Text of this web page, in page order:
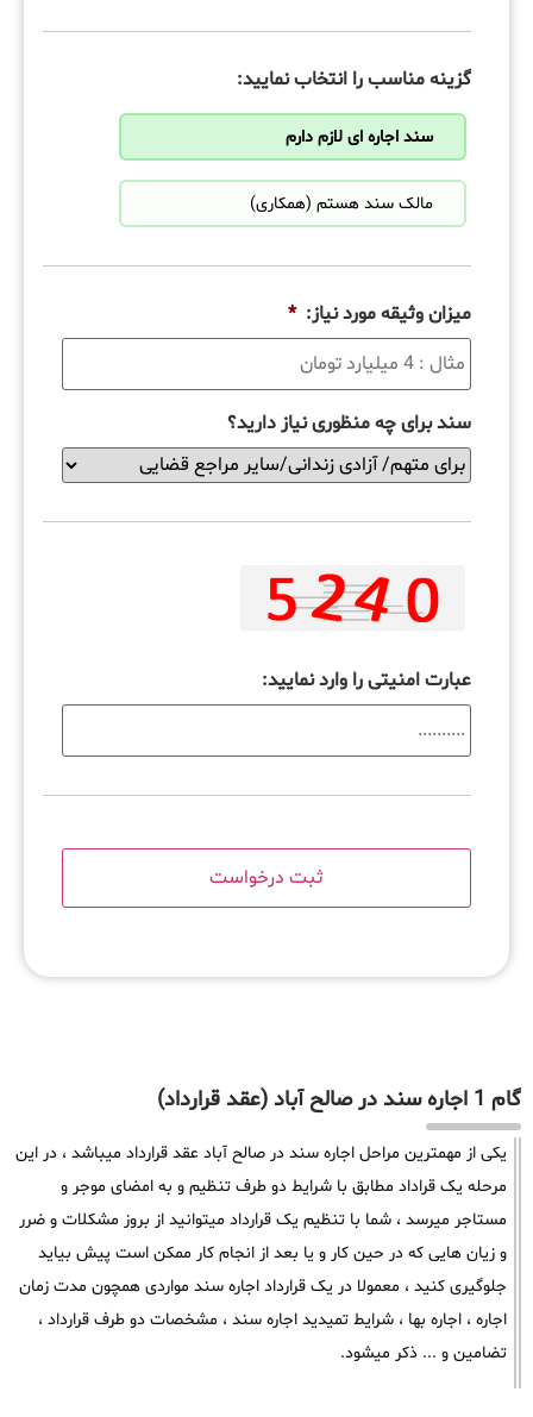
گزینه مناسب را انتخاب نمایید:
سند اجاره ای لازم دارم
مالک سند هستم (همکاری)
میزان وثیقه مورد نیاز: *
سند برای چه منظوری نیاز دارید؟
عبارت امنیتی را وارد نمایید:
گام 1 اجاره سند در صالح آباد (عقد قرارداد)
یکی از مهمترین مراحل اجاره سند در صالح آباد عقد قرارداد میباشد ، در این
مرحله یک قراداد مطابق با شرایط دو طرف تنظیم و به امضای موجر و
مستاجر میرسد ، شما با تنظیم یک قرارداد میتوانید از بروز مشکلات و ضرر
و زیان هایی که در حین کار و یا بعد از انجام کار ممکن است پیش بیاید
جلوگیری کنید ، معمولا در یک قرارداد اجاره سند مواردی همچون مدت زمان
اجاره ، اجاره بها ، شرایط تمیدید اجاره سند ، مشخصات دو طرف قرارداد ،
تضامین و ... ذکر میشود.